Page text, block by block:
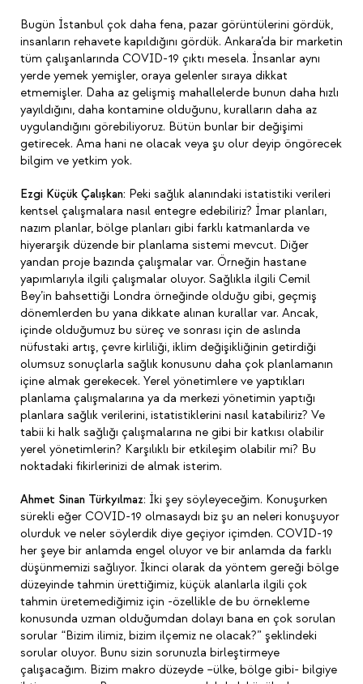
Bugün İstanbul çok daha fena, pazar görüntülerini gördük,
insanların rehavete kapıldığını gördük. Ankara’da bir marketin
tüm çalışanlarında COVID-19 çıktı mesela. İnsanlar aynı
yerde yemek yemişler, oraya gelenler sıraya dikkat
etmemişler. Daha az gelişmiş mahallelerde bunun daha hızlı
yayıldığını, daha kontamine olduğunu, kuralların daha az
uygulandığını görebiliyoruz. Bütün bunlar bir değişimi
getirecek. Ama hani ne olacak veya şu olur deyip öngörecek
bilgim ve yetkim yok.
Ezgi Küçük Çalışkan: Peki sağlık alanındaki istatistiki verileri
kentsel çalışmalara nasıl entegre edebiliriz? İmar planları,
nazım planlar, bölge planları gibi farklı katmanlarda ve
hiyerarşik düzende bir planlama sistemi mevcut. Diğer
yandan proje bazında çalışmalar var. Örneğin hastane
yapımlarıyla ilgili çalışmalar oluyor. Sağlıkla ilgili Cemil
Bey’in bahsettiği Londra örneğinde olduğu gibi, geçmiş
dönemlerden bu yana dikkate alınan kurallar var. Ancak,
içinde olduğumuz bu süreç ve sonrası için de aslında
nüfustaki artış, çevre kirliliği, iklim değişikliğinin getirdiği
olumsuz sonuçlarla sağlık konusunu daha çok planlamanın
içine almak gerekecek. Yerel yönetimlere ve yaptıkları
planlama çalışmalarına ya da merkezi yönetimin yaptığı
planlara sağlık verilerini, istatistiklerini nasıl katabiliriz? Ve
tabii ki halk sağlığı çalışmalarına ne gibi bir katkısı olabilir
yerel yönetimlerin? Karşılıklı bir etkileşim olabilir mi? Bu
noktadaki fikirlerinizi de almak isterim.
Ahmet Sinan Türkyılmaz: İki şey söyleyeceğim. Konuşurken
sürekli eğer COVID-19 olmasaydı biz şu an neleri konuşuyor
olurduk ve neler söylerdik diye geçiyor içimden. COVID-19
her şeye bir anlamda engel oluyor ve bir anlamda da farklı
düşünmemizi sağlıyor. İkinci olarak da yöntem gereği bölge
düzeyinde tahmin ürettiğimiz, küçük alanlarla ilgili çok
tahmin üretemediğimiz için -özellikle de bu örnekleme
konusunda uzman olduğumdan dolayı bana en çok sorulan
sorular “Bizim ilimiz, bizim ilçemiz ne olacak?” şeklindeki
sorular oluyor. Bunu sizin sorunuzla birleştirmeye
çalışacağım. Bizim makro düzeyde –ülke, bölge gibi- bilgiye